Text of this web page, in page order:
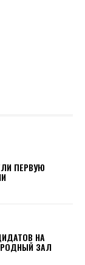
ПЕРВУЮ
НА
ЗАЛ